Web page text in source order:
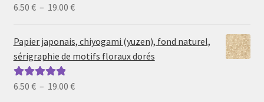
Note5.00sur
6.50 € – 19.00 €Plage
prix :
6.50 €
19.00 €
Papier japonais, chiyogami (yuzen), fond naturel,
sérigraphie de motifs floraux dorés
Note5.00sur
6.50 € – 19.00 €Plage